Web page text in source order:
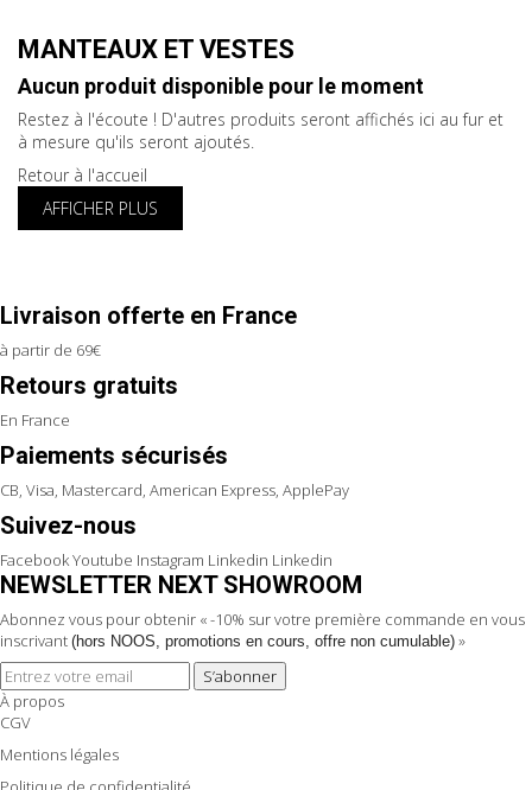
MANTEAUX ET VESTES
Aucun produit disponible pour le moment
Restez à l'écoute ! D'autres produits seront affichés ici au fur et
à mesure qu'ils seront ajoutés.
Retour à l'accueil
AFFICHER PLUS
Livraison offerte en France
à partir de 69€
Retours gratuits
En France
Paiements sécurisés
CB, Visa, Mastercard, American Express, ApplePay
Suivez-nous
FacebookYoutube Instagram Linkedin Linkedin
NEWSLETTER NEXT SHOWROOM
Abonnez vous pour obtenir « -10% sur votre première commande en vous
inscrivant (hors NOOS, promotions en cours, offre non cumulable) »
S’abonner
À propos
CGV
Mentions légales